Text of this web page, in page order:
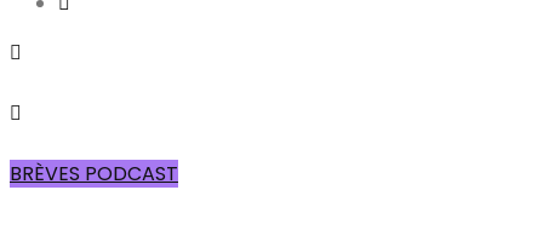
BRÈVES PODCAST